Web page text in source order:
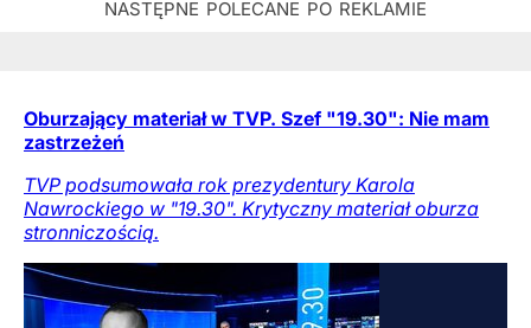
Oburzający materiał w TVP. Szef "19.30": Nie mam
zastrzeżeń
TVP podsumowała rok prezydentury Karola
Nawrockiego w "19.30". Krytyczny materiał oburza
stronniczością.